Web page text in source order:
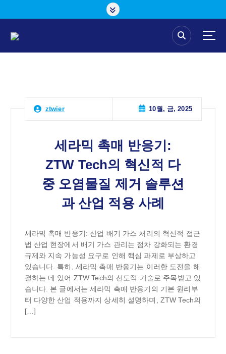
ztwier 10월, 금, 2025
세라믹 촉매 반응기:
ZTW Tech의 혁신적 다
중 오염물질 제거 솔루션
과 산업 적용 사례
세라믹 촉매 반응기: 산업 배기 가스 처리의 혁신적 접근
법 산업 현장에서 배기 가스 관리는 점차 강화되는 환경
규제와 지속 가능성 요구로 인해 핵심 과제로 부상하고
있습니다. 특히, 세라믹 촉매 반응기는 이러한 도전을 해
결하는 데 있어 ZTW Tech의 선도적 기술로 주목받고 있
습니다. 본 글에서는 세라믹 촉매 반응기의 기본 원리부
터 다양한 산업 적용까지 상세히 설명하며, ZTW Tech의
[…]